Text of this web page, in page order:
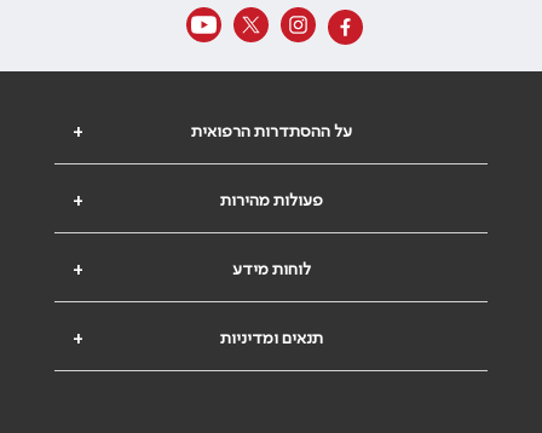
+ על ההסתדרות הרפואית
+ פעולות מהירות
+ לוחות מידע
+ תנאים ומדיניות